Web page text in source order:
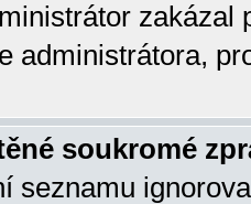
zakázal
administrátora,
soukromé
seznamu